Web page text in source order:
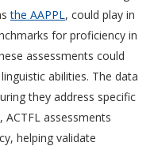
the AAPPL, could play in
for proficiency in
assessments could
abilities. The data
they address specific
assessments
helping validate